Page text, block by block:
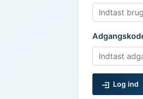
Log ind